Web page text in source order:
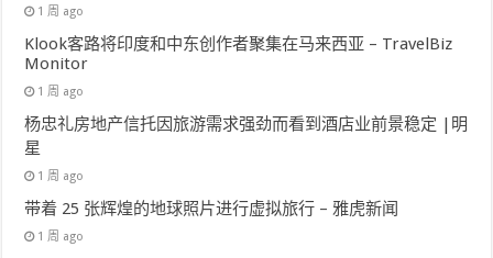
1 周 ago
Klook客路将印度和中东创作者聚集在马来西亚 – TravelBiz
Monitor
1 周 ago
杨忠礼房地产信托因旅游需求强劲而看到酒店业前景稳定 |明
星
1 周 ago
带着 25 张辉煌的地球照片进行虚拟旅行 – 雅虎新闻
1 周 ago